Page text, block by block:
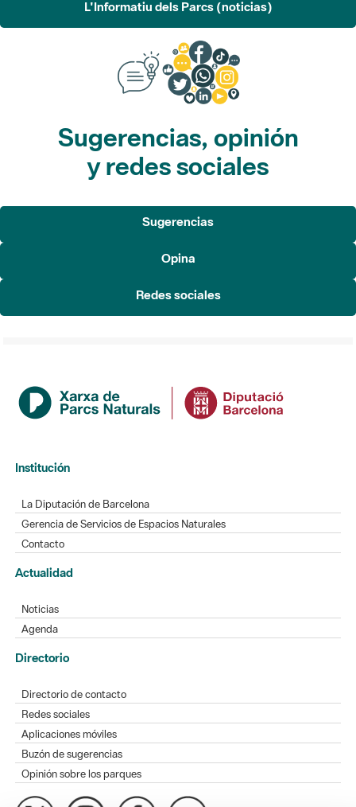
L'Informatiu dels Parcs (noticias)
Sugerencias, opinión
y redes sociales
Sugerencias
Opina
Redes sociales
Institución
La Diputación de Barcelona
Gerencia de Servicios de Espacios Naturales
Contacto
Actualidad
Noticias
Agenda
Directorio
Directorio de contacto
Redes sociales
Aplicaciones móviles
Buzón de sugerencias
Opinión sobre los parques